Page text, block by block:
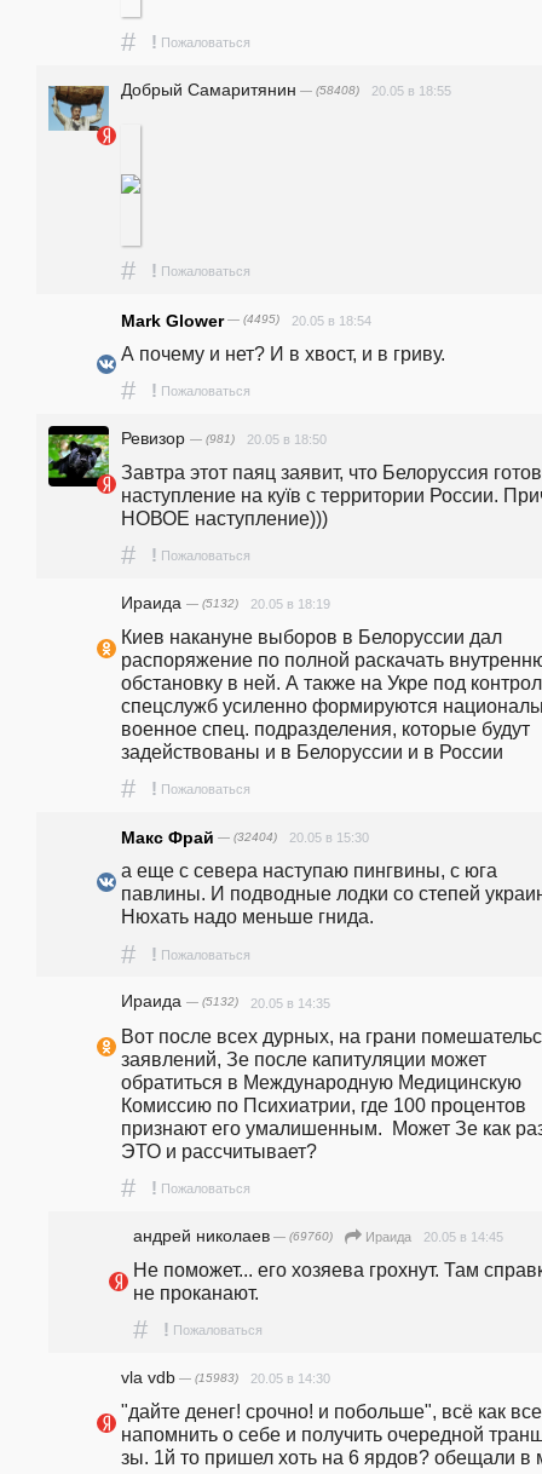
# ! Пожаловаться
Добрый Самаритянин — (58408) 20.05 в 18:55
# ! Пожаловаться
Mark Glower— (4495) 20.05 в 18:54
А почему и нет? И в хвост, и в гриву.
# ! Пожаловаться
Ревизор — (981) 20.05 в 18:50
Завтра этот паяц заявит, что Белоруссия
наступление на куїв с территории России.
НОВОЕ наступление)))
# ! Пожаловаться
Ираида — (5132) 20.05 в 18:19
Киев накануне выборов в Белоруссии дал
распоряжение по полной раскачать
обстановку в ней. А также на Укре под
спецслужб усиленно формируются
военное спец. подразделения, которые будут
задействованы и в Белоруссии и в России
# ! Пожаловаться
Макс Фрай — (32404) 20.05 в 15:30
а еще с севера наступаю пингвины, с юга
павлины. И подводные лодки со степей
Нюхать надо меньше гнида.
# ! Пожаловаться
Ираида — (5132) 20.05 в 14:35
Вот после всех дурных, на грани
заявлений, Зе после капитуляции может
обратиться в Международную Медицинскую
Комиссию по Психиатрии, где 100 процентов
признают его умалишенным.  Может Зе как
ЭТО и рассчитывает?
# ! Пожаловаться
андpeй николаев — (69760) Ираида 20.05 в 14:45
Не поможет... его хозяева грохнут. Там
не проканают.
# ! Пожаловаться
vla vdb — (15983) 20.05 в 14:30
"дайте денег! срочно! и побольше", всё как
напомнить о себе и получить очередной
зы. 1й то пришел хоть на 6 ярдов? обещали в